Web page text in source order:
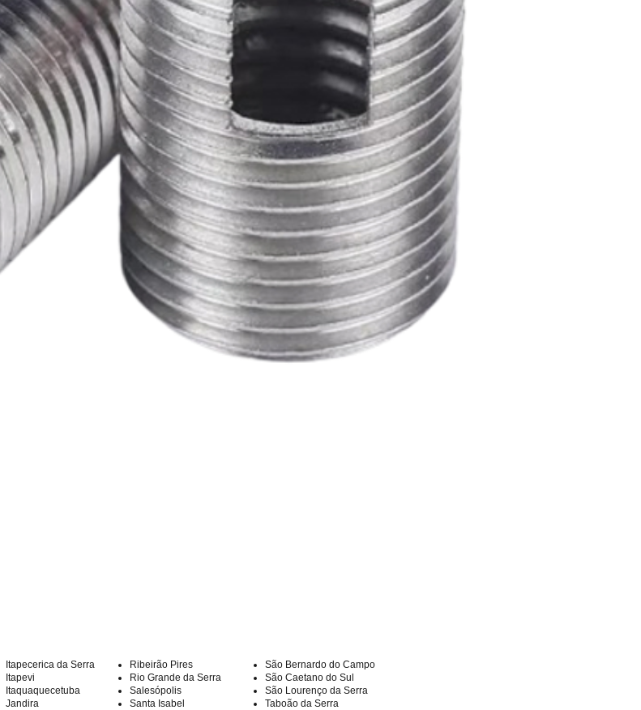
Itapecerica da Serra
Itapevi
Itaquaquecetuba
Jandira
Ribeirão Pires
Rio Grande da Serra
Salesópolis
Santa Isabel
São Bernardo do Campo
São Caetano do Sul
São Lourenço da Serra
Taboão da Serra